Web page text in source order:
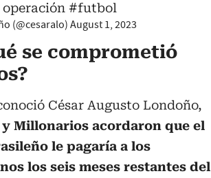
operación #futbol
(@cesaralo) August 1, 2023
se comprometió
César Augusto Londoño,
y Millonarios acordaron que el
le pagaría a los
los seis meses restantes del